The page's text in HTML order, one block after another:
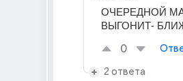
ОЧЕРЕДНОЙ
ВЫГОНИТ-
0
2 ответа